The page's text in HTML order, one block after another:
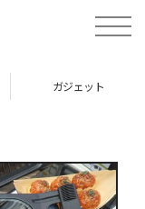
toggle
ガジェット